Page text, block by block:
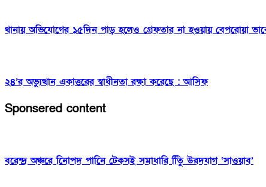
থানায় অভিযোগের ১৫দিন পাড় হলেও গ্রেফতার না হওয়ায় বেপরোয়া ভাবে
২৪’র অভ্যুত্থান একাত্তরের স্বাধীনতা রক্ষা করেছে : আসিফ
Sponsered content
বরেন্দ্র অঞ্চরে নিোপদ পানিে টেকসই সমাধারি িতুি উরদযাগ ‘সাওয়াব’